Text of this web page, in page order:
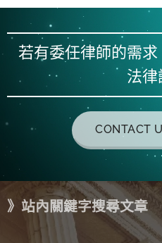
若有委任律師的需
法律
CONTACT
》站內關鍵字搜尋文章